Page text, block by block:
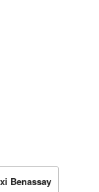
Benassay